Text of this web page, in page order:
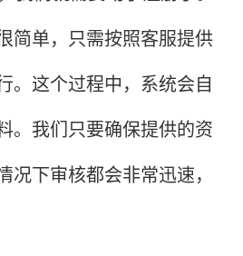
简单，只需按照客服提供
。这个过程中，系统会自
。我们只要确保提供的资
下审核都会非常迅速，